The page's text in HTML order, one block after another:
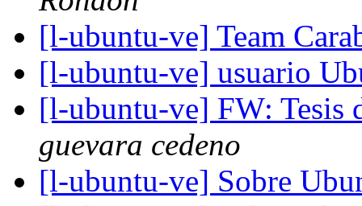
[l-ubuntu-ve] Team
[l-ubuntu-ve] usuario
[l-ubuntu-ve] FW: Tesis
guevara cedeno
[l-ubuntu-ve] Sobre